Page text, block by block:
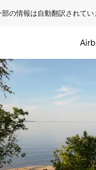
部の情報は自動翻訳されてい